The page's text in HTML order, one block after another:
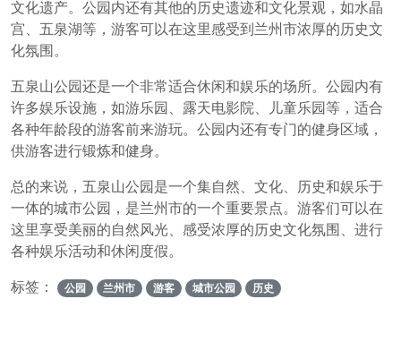
文化遗产。公园内还有其他的历史遗迹和文化景观，如水晶
宫、五泉湖等，游客可以在这里感受到兰州市浓厚的历史文
化氛围。
五泉山公园还是一个非常适合休闲和娱乐的场所。公园内有
许多娱乐设施，如游乐园、露天电影院、儿童乐园等，适合
各种年龄段的游客前来游玩。公园内还有专门的健身区域，
供游客进行锻炼和健身。
总的来说，五泉山公园是一个集自然、文化、历史和娱乐于
一体的城市公园，是兰州市的一个重要景点。游客们可以在
这里享受美丽的自然风光、感受浓厚的历史文化氛围、进行
各种娱乐活动和休闲度假。
标签：
公园 兰州市 游客 城市公园 历史